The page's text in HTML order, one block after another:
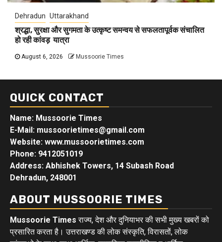
Dehradun Uttarakhand
श्रद्धा, सुरक्षा और सुगमता के उत्कृष्ट समन्वय से सफलतापूर्वक संचालित
हो रही कांवड़ यात्रा
August 6, 2026 Mussoorie Times
QUICK CONTACT
Name: Mussoorie Times
E-Mail: mussoorietimes@gmail.com
Website: www.mussoorietimes.com
Phone: 9412051019
Address: Abhishek Towers, 14 Subash Road
Dehradun, 248001
ABOUT MUSSOORIE TIMES
Mussoorie Times राज्य, देश और दुनियाभर की सभी मुख्य खबरों को
प्रसारित करता है। उत्तराखण्ड की लोक संस्कृति, विरासतों, लोक